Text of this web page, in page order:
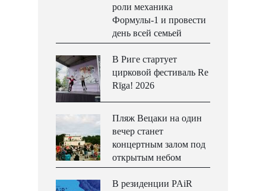
роли механика
Формулы-1 и провести
день всей семьей
В Риге стартует
цирковой фестиваль Re
Rīga! 2026
Пляж Вецаки на один
вечер станет
концертным залом под
открытым небом
В резиденции PAiR